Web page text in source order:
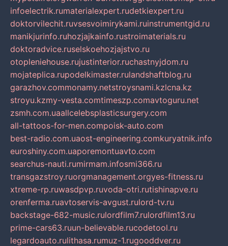
infoelectrik.rumaterialexpert.rudetkiexpert.ru
doktorvilechit.ruvsesvoimirykami.ruinstrumentgid.ru
manikjurinfo.ruhozjajkainfo.rustroimaterials.ru
doktoradvice.ruselskoehozjajstvo.ru
otopleniehouse.rujustinterior.ruchastnyjdom.ru
mojateplica.rupodelkimaster.rulandshaftblog.ru
garazhov.commonamy.netstroysnami.kzlcna.kz
stroyu.kzmy-vesta.comtimeszp.comavtoguru.net
zsmh.com.uaallcelebsplasticsurgery.com
all-tattoos-for-men.compoisk-auto.com
best-radio.com.uaost-engineering.comkuryatnik.info
euroshiny.com.uaporemontuavto.com
searchus-nauti.rumirmam.infosmi366.ru
transgazstroy.ruorgmanagement.orgyes-fitness.ru
xtreme-rp.ruwasdpvp.ruvoda-otri.rutishinapve.ru
orenferma.ruavtoservis-avgust.rulord-tv.ru
backstage-682-music.rulordfilm7.rulordfilm13.ru
prime-cars63.ruun-believable.rucodetool.ru
legardoauto.rulithasa.rumuz-1.rugooddver.ru